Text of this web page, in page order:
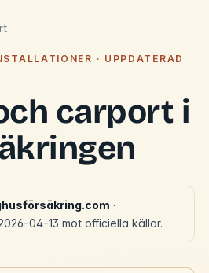
· UPPDATERAD
carport i
·
04-13 mot officiella källor.